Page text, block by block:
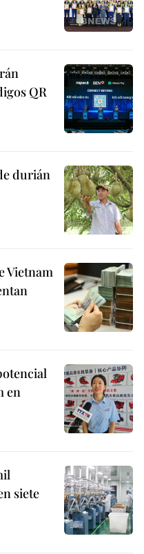
QR
durián
Vietnam
en
siete